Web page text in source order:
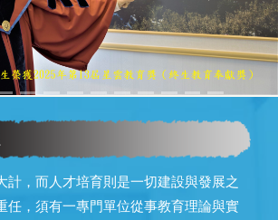
計，而人才培育則是一切建設與發展之
任，須有一專門單位從事教育理論與實